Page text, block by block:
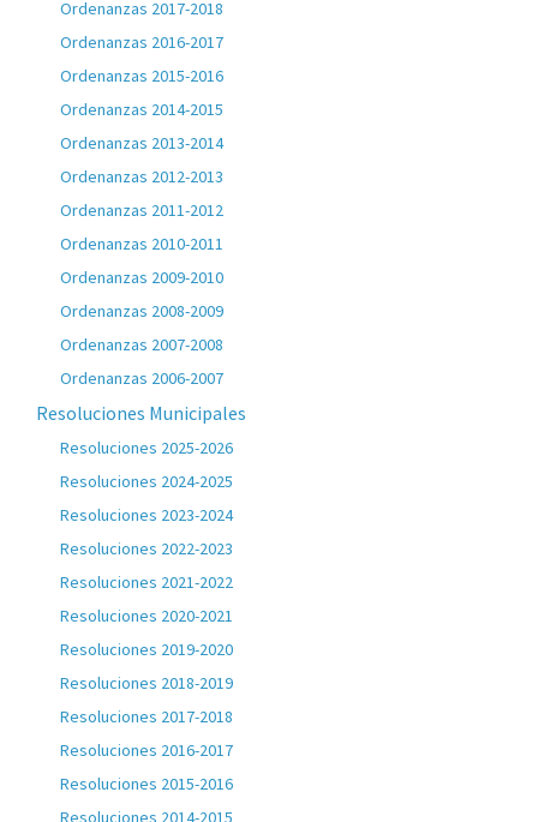
Ordenanzas 2017-2018
Ordenanzas 2016-2017
Ordenanzas 2015-2016
Ordenanzas 2014-2015
Ordenanzas 2013-2014
Ordenanzas 2012-2013
Ordenanzas 2011-2012
Ordenanzas 2010-2011
Ordenanzas 2009-2010
Ordenanzas 2008-2009
Ordenanzas 2007-2008
Ordenanzas 2006-2007
Resoluciones Municipales
Resoluciones 2025-2026
Resoluciones 2024-2025
Resoluciones 2023-2024
Resoluciones 2022-2023
Resoluciones 2021-2022
Resoluciones 2020-2021
Resoluciones 2019-2020
Resoluciones 2018-2019
Resoluciones 2017-2018
Resoluciones 2016-2017
Resoluciones 2015-2016
Resoluciones 2014-2015